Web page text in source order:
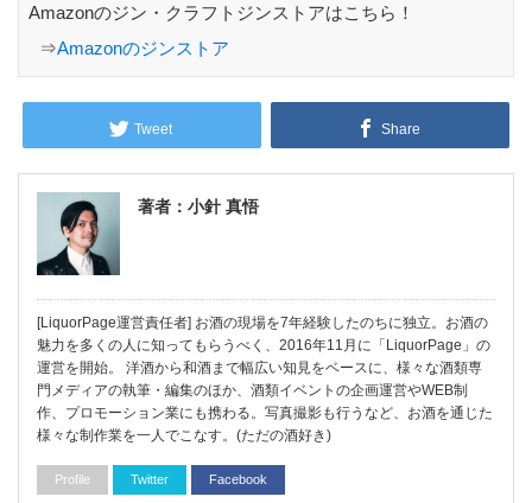
Amazonのジン・クラフトジンストアはこちら！
⇒Amazonのジンストア
Tweet Share
著者：小針 真悟
[LiquorPage運営責任者] お酒の現場を7年経験したのちに独立。お酒の
魅力を多くの人に知ってもらうべく、2016年11月に「LiquorPage」の
運営を開始。 洋酒から和酒まで幅広い知見をベースに、様々な酒類専
門メディアの執筆・編集のほか、酒類イベントの企画運営やWEB制
作、プロモーション業にも携わる。写真撮影も行うなど、お酒を通じた
様々な制作業を一人でこなす。(ただの酒好き)
Profile Twitter Facebook